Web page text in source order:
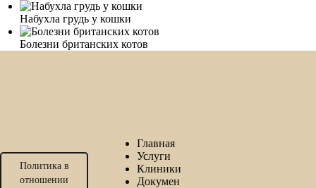
Набухла грудь у кошки
Болезни британских котов
Политика в
отношении
Главная
Услуги
Клиники
Докумен